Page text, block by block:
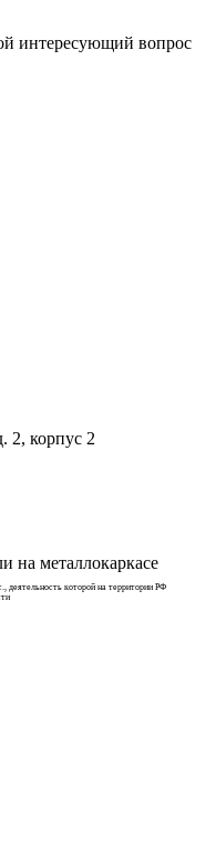
интересующий вопрос
2, корпус 2
на металлокаркасе
деятельность которой на территории РФ